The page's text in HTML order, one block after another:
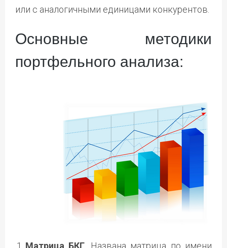
или с аналогичными единицами конкурентов.
Основные методики
портфельного анализа:
Матрица БКГ . Названа матрица по имени